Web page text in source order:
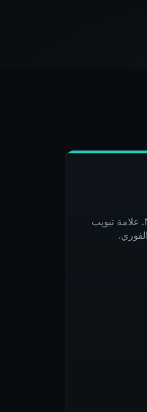
تطبيق خفيف الوزن يدمج إخفاء الهوية PII مباشرة في Nextcloud Files. علامة تبويب